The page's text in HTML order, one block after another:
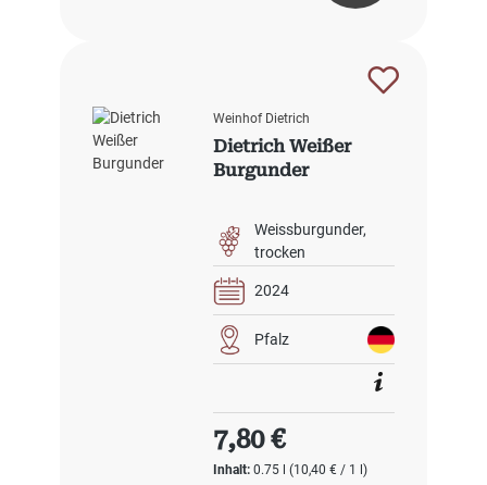
Weinhof Dietrich
Dietrich Weißer
Burgunder
Weissburgunder
trocken
2024
Pfalz
Inhalt:0.75 l(10,40 € / 1 l)
Regulärer Preis:
7,80 €